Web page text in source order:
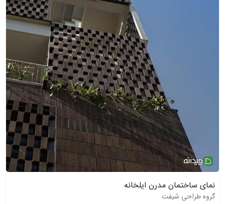
نمای ساختمان مدرن ایلخانه
گروه طراحی شیفت